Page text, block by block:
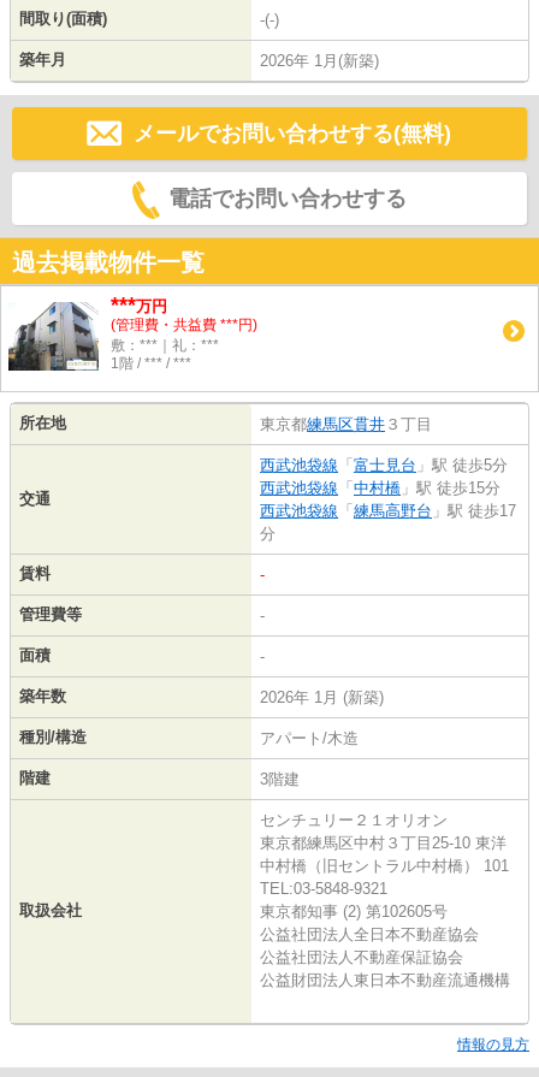
間取り(面積) -(-)
築年月 2026年 1月(新築)
メールでお問い合わせする(無料)
電話でお問い合わせする
過去掲載物件一覧
***万円
(管理費・共益費 ***円)
敷：***｜礼：***
1階 / *** / ***
所在地 東京都練馬区貫井 ３丁目
交通
西武池袋線 「 富士見台 」駅 徒歩5分
西武池袋線 「 中村橋 」駅 徒歩15分
西武池袋線 「 練馬高野台 」駅 徒歩17
分
賃料 -
管理費等 -
面積 -
築年数 2026年 1月 (新築)
種別/構造 アパート/木造
階建 3階建
取扱会社
センチュリー２１オリオン
東京都練馬区中村３丁目25-10 東洋
中村橋（旧セントラル中村橋） 101
TEL:03-5848-9321
東京都知事 (2) 第102605号
公益社団法人全日本不動産協会
公益社団法人不動産保証協会
公益財団法人東日本不動産流通機構
情報の見方